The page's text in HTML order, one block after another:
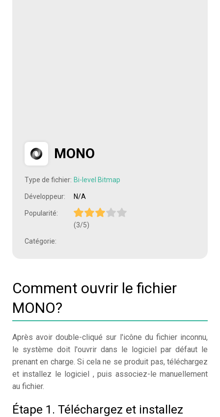
MONO
Type de fichier: Bi-level Bitmap
Développeur: N/A
Popularité:
(3/5)
Catégorie:
Comment ouvrir le fichier
MONO?
Après avoir double-cliqué sur l'icône du fichier inconnu,
le système doit l'ouvrir dans le logiciel par défaut le
prenant en charge. Si cela ne se produit pas, téléchargez
et installez le logiciel , puis associez-le manuellement
au fichier.
Étape 1. Téléchargez et installez